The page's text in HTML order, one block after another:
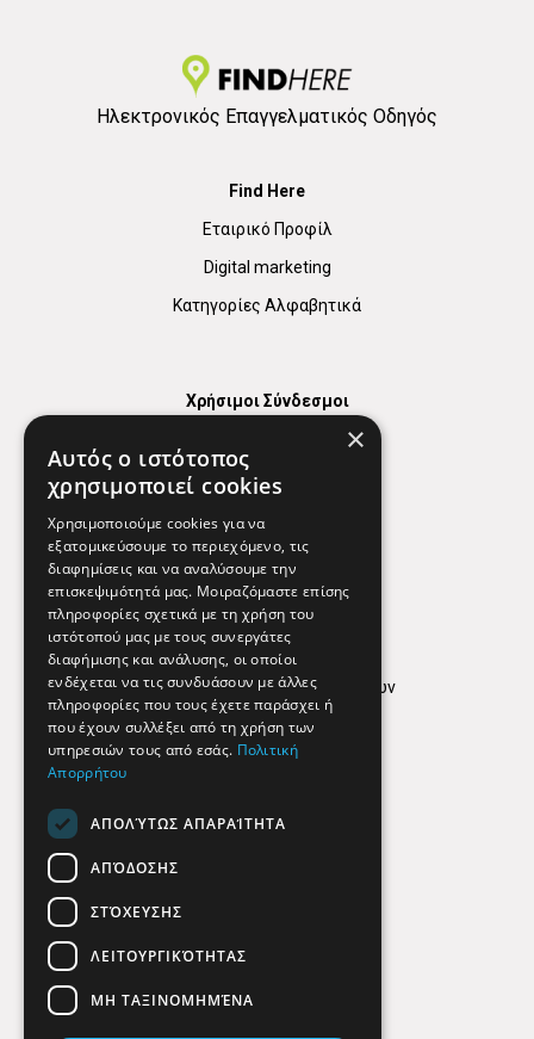
Ηλεκτρονικός Επαγγελματικός Οδηγός
Find Here
Εταιρικό Προφίλ
Digital marketing
Κατηγορίες Αλφαβητικά
Χρήσιμοι Σύνδεσμοι
Χρήσιμα Τηλέφωνα
Εφημερεύοντα Φαρμακεία
Απόρρητο
Όροι Χρήσης
Πολιτική προστασίας δεδομένων
Findhere
Social Media
×
Αυτός ο ιστότοπος
χρησιμοποιεί cookies
Χρησιμοποιούμε cookies για να
εξατομικεύσουμε το περιεχόμενο, τις
διαφημίσεις και να αναλύσουμε την
επισκεψιμότητά μας. Μοιραζόμαστε επίσης
πληροφορίες σχετικά με τη χρήση του
ιστότοπού μας με τους συνεργάτες
διαφήμισης και ανάλυσης, οι οποίοι
ενδέχεται να τις συνδυάσουν με άλλες
πληροφορίες που τους έχετε παράσχει ή
που έχουν συλλέξει από τη χρήση των
υπηρεσιών τους από εσάς. Πολιτική
Απορρήτου
ΑΠΟΛΎΤΩΣ ΑΠΑΡΑΊΤΗΤΑ
ΑΠΌΔΟΣΗΣ
ΣΤΌΧΕΥΣΗΣ
ΛΕΙΤΟΥΡΓΙΚΌΤΗΤΑΣ
ΜΗ ΤΑΞΙΝΟΜΗΜΈΝΑ